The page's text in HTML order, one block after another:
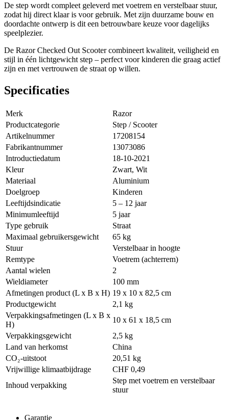
De step wordt compleet geleverd met voetrem en verstelbaar stuur,
zodat hij direct klaar is voor gebruik. Met zijn duurzame bouw en
doordachte ontwerp is dit een betrouwbare keuze voor dagelijks
speelplezier.
De Razor Checked Out Scooter combineert kwaliteit, veiligheid en
stijl in één lichtgewicht step – perfect voor kinderen die graag actief
zijn en met vertrouwen de straat op willen.
Specificaties
Merk
Razor
Productcategorie
Step / Scooter
Artikelnummer
17208154
Fabrikantnummer
13073086
Introductiedatum
18-10-2021
Kleur
Zwart, Wit
Materiaal
Aluminium
Doelgroep
Kinderen
Leeftijdsindicatie
5 – 12 jaar
Minimumleeftijd
5 jaar
Type gebruik
Straat
Maximaal gebruikersgewicht
65 kg
Stuur
Verstelbaar in hoogte
Remtype
Voetrem (achterrem)
Aantal wielen
2
Wieldiameter
100 mm
Afmetingen product (L x B x H) 19 x 10 x 82,5 cm
Productgewicht
2,1 kg
Verpakkingsafmetingen (L x B x
H)
10 x 61 x 18,5 cm
Verpakkingsgewicht
2,5 kg
Land van herkomst
China
CO₂-uitstoot
20,51 kg
Vrijwillige klimaatbijdrage
CHF 0,49
Inhoud verpakking
Step met voetrem en verstelbaar
stuur
Garantie